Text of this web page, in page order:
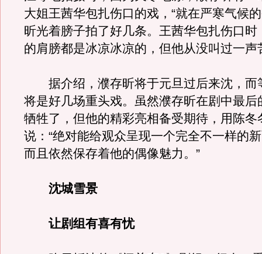
大姐王茜华包扎伤口的戏，“就在严寒气候
昕光着膀子拍了好几条。王茜华包扎伤口时
的肩膀都是冰凉冰凉的，但他从没叫过一声
据介绍，濮存昕将于元旦过后来沈，而
将是好几场重头戏。虽然濮存昕在剧中最后
牺牲了，但他的精彩亮相备受期待，用陈冬
说：“绝对能给观众呈现一个完全不一样的
而且依然保存着他的偶像魅力。”
沈城雪景
让剧组有喜有忧